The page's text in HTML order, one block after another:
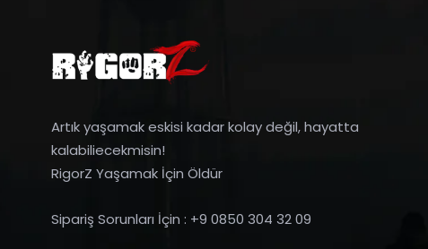
Artık yaşamak eskisi kadar kolay değil, hayatta
kalabiliecekmisin!
RigorZ Yaşamak İçin Öldür
Sipariş Sorunları İçin : +9 0850 304 32 09